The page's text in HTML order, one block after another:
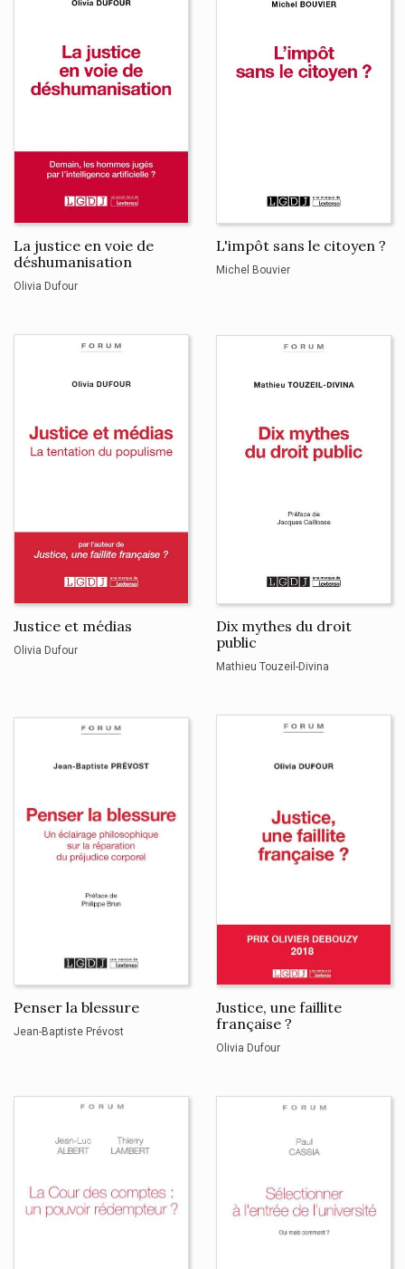
La justice en voie de
déshumanisation
Olivia Dufour
L'impôt sans le citoyen ?
Michel Bouvier
Justice et médias
Olivia Dufour
Dix mythes du droit
public
Mathieu Touzeil-Divina
Penser la blessure
Jean-Baptiste Prévost
Justice, une faillite
française ?
Olivia Dufour